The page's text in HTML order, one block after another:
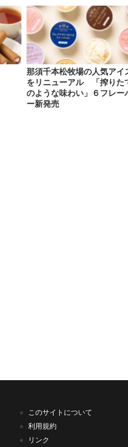
那須千本松牧場の人気アイ
をリニューアル 「搾りた
のような味わい」６フレー
ー新発売
このサイトについて
利用規約
リンク